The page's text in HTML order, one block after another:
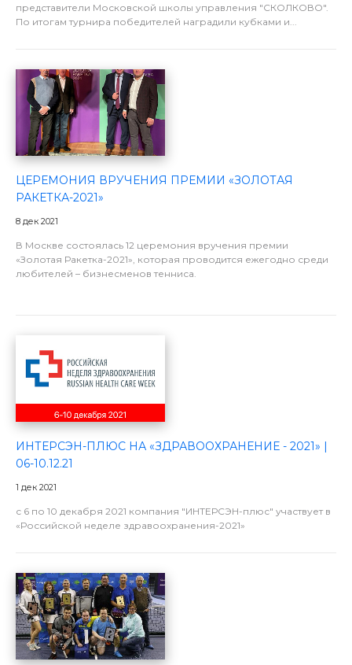
представители Московской школы управления "СКОЛКОВО".
По итогам турнира победителей наградили кубками и...
ЦЕРЕМОНИЯ ВРУЧЕНИЯ ПРЕМИИ «ЗОЛОТАЯ
РАКЕТКА-2021»
8 дек 2021
В Москве состоялась 12 церемония вручения премии
«Золотая Ракетка-2021», которая проводится ежегодно среди
любителей – бизнесменов тенниса.
ИНТЕРСЭН-ПЛЮС НА «ЗДРАВООХРАНЕНИЕ - 2021» |
06-10.12.21
1 дек 2021
с 6 по 10 декабря 2021 компания "ИНТЕРСЭН-плюс" участвует в
«Российской неделе здравоохранения-2021»